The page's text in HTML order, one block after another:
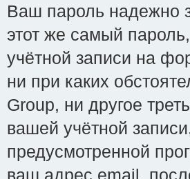
Ваш пароль надежно
этот же самый
учётной записи на
ни при каких
Group, ни другое
вашей учётной
предусмотренной
ваш адрес email,